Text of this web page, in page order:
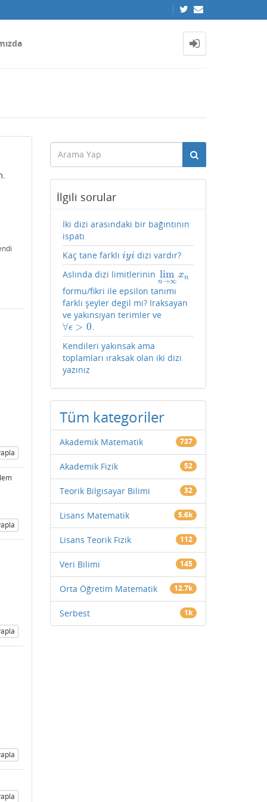
İlgili sorular
İki dizi arasındaki bir bağıntının
ispatı
Kaç tane farklı iyi
iyi dizi vardır?
Aslında dizi limitlerinin lim
n→∞
xn
limn →∞
formu/fikri ile epsilon tanımı
farklı şeyler degil mi? Iraksayan
ve yakınsıyan terimler ve
∀ϵ > 0
∀ϵ>0
.
Kendileri yakınsak ama
toplamları ıraksak olan iki dizi
yazınız
Tüm kategoriler
Akademik Matematik 737
Akademik Fizik 52
Teorik Bilgisayar Bilimi 32
Lisans Matematik 5.6k
Lisans Teorik Fizik 112
Veri Bilimi 145
Orta Öğretim Matematik 12.7k
Serbest 1k